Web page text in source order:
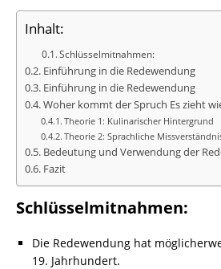
Inhalt:
Schlüsselmitnahmen:
Einführung in die Redewendung
Einführung in die Redewendung
Woher kommt der Spruch Es zieht
Theorie 1: Kulinarischer Hintergrund
Theorie 2: Sprachliche
Bedeutung und Verwendung der
Fazit
Schlüsselmitnahmen:
Die Redewendung hat
19. Jahrhundert.